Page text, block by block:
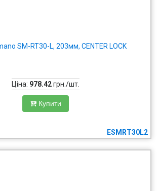
SM-RT30-L, 203мм, CENTER LOCK
Ціна: 978.42грн./шт.
Купити
ESMRT30L2